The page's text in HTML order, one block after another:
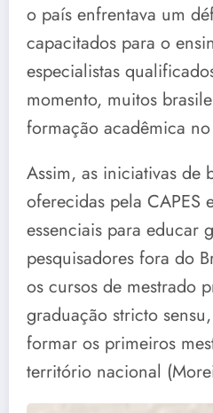
o país enfrentava um
capacitados para o
especialistas
momento, muitos
formação acadêmica
Assim, as iniciativas de
oferecidas pela CAPES
essenciais para educar
pesquisadores fora do
os cursos de mestrado
graduação stricto
formar os primeiros
território nacional